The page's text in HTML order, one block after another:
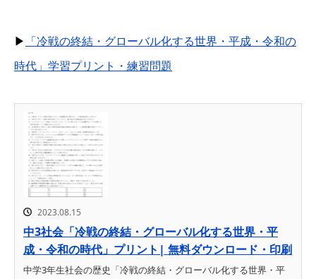
▶ 「冷戦の終結・グローバル化する世界・平成・令和の
時代」学習プリント・練習問題
2023.08.15
中3社会「冷戦の終結・グローバル化する世界・平
成・令和の時代」プリント| 無料ダウンロード・印刷
中学3年生社会の歴史「冷戦の終結・グローバル化する世界・平